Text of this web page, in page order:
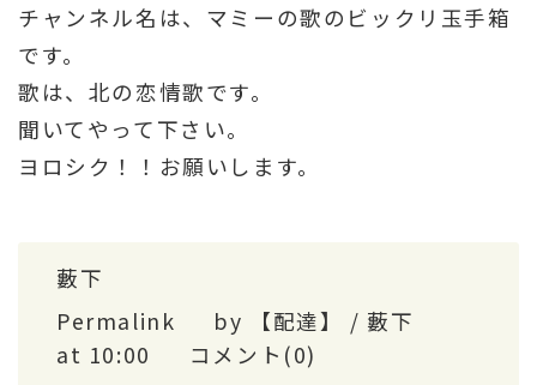
チャンネル名は、マミーの歌のビックリ玉手箱
です。
歌は、北の恋情歌です。
聞いてやって下さい。
ヨロシク！！お願いします。
藪下
Permalink
by 【配達】 / 藪下
at 10:00
コメント(0)